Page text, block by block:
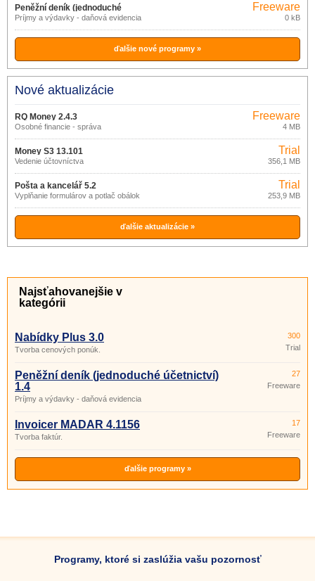
Peněžní deník (jednoduché
účetnictví) 1.4
Príjmy a výdavky - daňová evidencia
Freeware
0 kB
ďalšie nové programy »
Nové aktualizácie
RQ Money 2.4.3
Osobné financie - správa
Freeware
4 MB
Money S3 13.101
Vedenie účtovníctva
Trial
356,1 MB
Pošta a kancelář 5.2
Vypĺňanie formulárov a potlač obálok
Trial
253,9 MB
ďalšie aktualizácie »
Najsťahovanejšie v
kategórii
Nabídky Plus 3.0
Tvorba cenových ponúk.
300
Trial
Peněžní deník (jednoduché účetnictví)
1.4
Príjmy a výdavky - daňová evidencia
27
Freeware
Invoicer MADAR 4.1156
Tvorba faktúr.
17
Freeware
ďalšie programy »
Programy, ktoré si zaslúžia vašu pozornosť